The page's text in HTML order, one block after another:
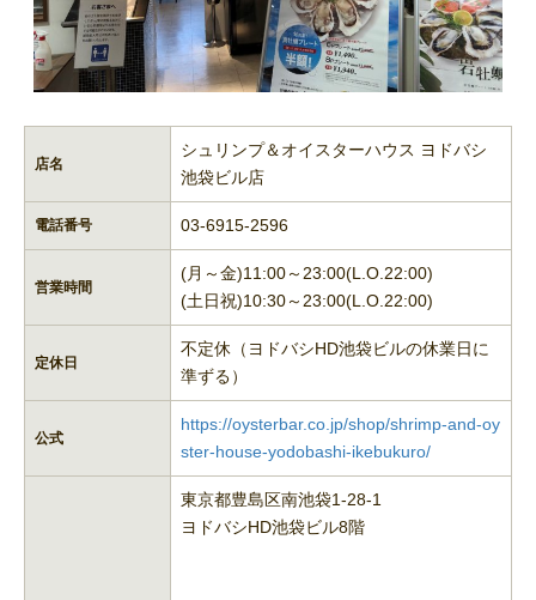
店名
シュリンプ＆オイスターハウス ヨドバシ
池袋ビル店
電話番号 03-6915-2596
営業時間
(月～金)11:00～23:00(L.O.22:00)
(土日祝)10:30～23:00(L.O.22:00)
定休日
不定休（ヨドバシHD池袋ビルの休業日に
準ずる）
公式
https://oysterbar.co.jp/shop/shrimp-and-oy
ster-house-yodobashi-ikebukuro/
東京都豊島区南池袋1-28-1
ヨドバシHD池袋ビル8階